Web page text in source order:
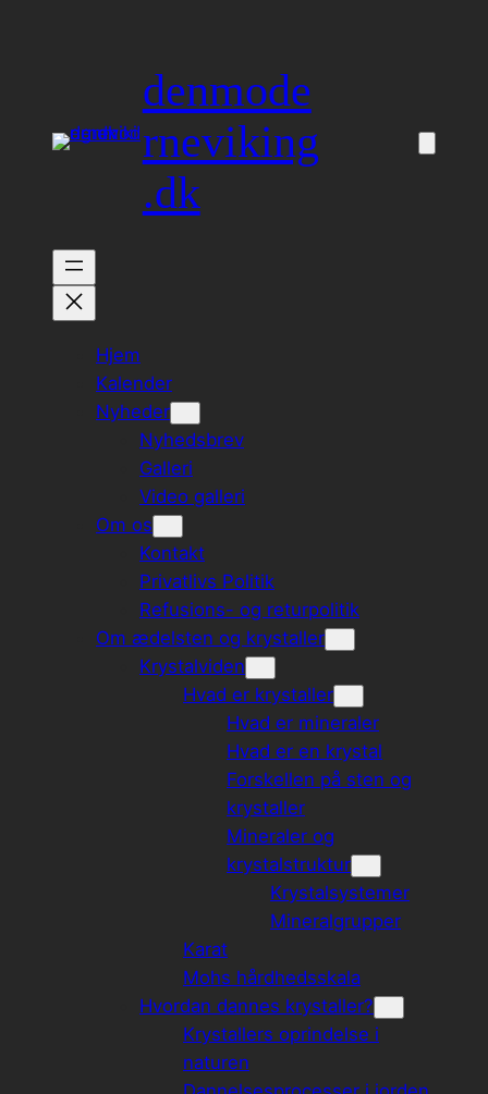
denmode
rneviking
.dk
Hjem
Kalender
Nyheder
Nyhedsbrev
Galleri
Video galleri
Om os
Kontakt
Privatlivs Politik
Refusions- og returpolitik
Om ædelsten og krystaller
Krystalviden
Hvad er krystaller
Hvad er mineraler
Hvad er en krystal
Forskellen på sten og
krystaller
Mineraler og
krystalstruktur
Krystalsystemer
Mineralgrupper
Karat
Mohs hårdhedsskala
Hvordan dannes krystaller?
Krystallers oprindelse i
naturen